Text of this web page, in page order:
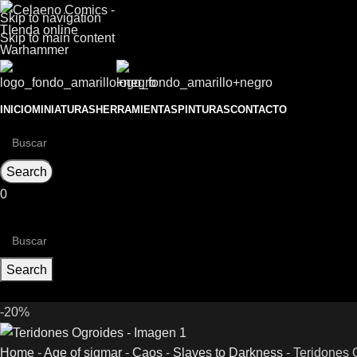
Skip to navigation
Skip to main content
INICIOMINIATURASHERRAMIENTASPINTURASCONTACTO
Search
0
Search
-20%
Home -Age of sigmar - Caos - Slaves to Darkness - Teridones